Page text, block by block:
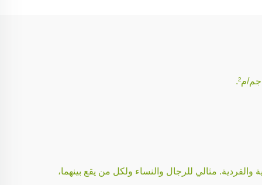
مثالي للرجال والنساء ولكل من يقع بينهما،